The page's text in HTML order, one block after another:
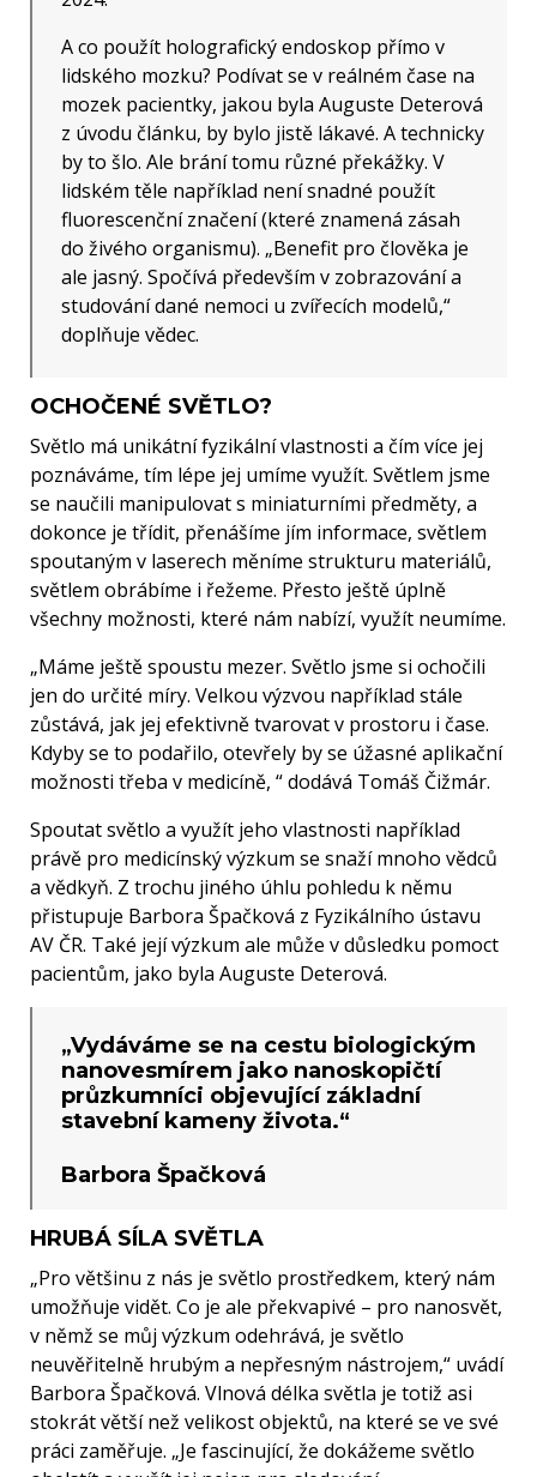
A co použít holografický endoskop přímo v
lidského mozku? Podívat se v reálném čase na
mozek pacientky, jakou byla Auguste Deterová
z úvodu článku, by bylo jistě lákavé. A technicky
by to šlo. Ale brání tomu různé překážky. V
lidském těle například není snadné použít
fluorescenční značení (které znamená zásah
do živého organismu). „Benefit pro člověka je
ale jasný. Spočívá především v zobrazování a
studování dané nemoci u zvířecích modelů,“
doplňuje vědec.
OCHOČENÉ SVĚTLO?
Světlo má unikátní fyzikální vlastnosti a čím více jej
poznáváme, tím lépe jej umíme využít. Světlem jsme
se naučili manipulovat s miniaturními předměty, a
dokonce je třídit, přenášíme jím informace, světlem
spoutaným v laserech měníme strukturu materiálů,
světlem obrábíme i řežeme. Přesto ještě úplně
všechny možnosti, které nám nabízí, využít neumíme.
„Máme ještě spoustu mezer. Světlo jsme si ochočili
jen do určité míry. Velkou výzvou například stále
zůstává, jak jej efektivně tvarovat v prostoru i čase.
Kdyby se to podařilo, otevřely by se úžasné aplikační
možnosti třeba v medicíně, “ dodává Tomáš Čižmár.
Spoutat světlo a využít jeho vlastnosti například
právě pro medicínský výzkum se snaží mnoho vědců
a vědkyň. Z trochu jiného úhlu pohledu k němu
přistupuje Barbora Špačková z Fyzikálního ústavu
AV ČR. Také její výzkum ale může v důsledku pomoct
pacientům, jako byla Auguste Deterová.
„Vydáváme se na cestu biologickým
nanovesmírem jako nanoskopičtí
průzkumníci objevující základní
stavební kameny života.“
Barbora Špačková
HRUBÁ SÍLA SVĚTLA
„Pro většinu z nás je světlo prostředkem, který nám
umožňuje vidět. Co je ale překvapivé – pro nanosvět,
v němž se můj výzkum odehrává, je světlo
neuvěřitelně hrubým a nepřesným nástrojem,“ uvádí
Barbora Špačková. Vlnová délka světla je totiž asi
stokrát větší než velikost objektů, na které se ve své
práci zaměřuje. „Je fascinující, že dokážeme světlo